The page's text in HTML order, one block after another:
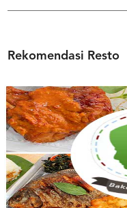
Rekomendasi Resto